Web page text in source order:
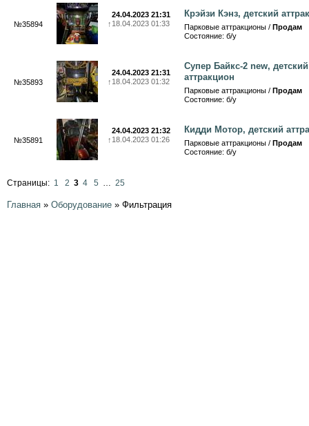
№35894
24.04.2023 21:31
↑ 18.04.2023 01:33
Крэйзи Кэнз, детский
Парковые аттракционы / Продам
Состояние: б/у
№35893
24.04.2023 21:31
↑ 18.04.2023 01:32
Супер Байкс-2 new, детский
аттракцион
Парковые аттракционы / Продам
Состояние: б/у
№35891
24.04.2023 21:32
↑ 18.04.2023 01:26
Кидди Мотор, детский
Парковые аттракционы / Продам
Состояние: б/у
Страницы: 1 2 3 4 5 25
Главная » Оборудование » Фильтрация